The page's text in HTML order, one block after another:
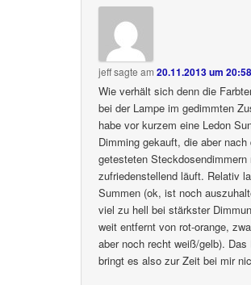
jeffsagte am20.11.2013 um 20:58
Wie verhält sich denn die
bei der Lampe im gedimmten
habe vor kurzem eine Ledon
Dimming gekauft, die aber nach
getesteten Steckdosendimmern
zufriedenstellend läuft. Relativ
Summen (ok, ist noch
viel zu hell bei stärkster
weit entfernt von rot-orange,
aber noch recht weiß/gelb). Das
bringt es also zur Zeit bei mir